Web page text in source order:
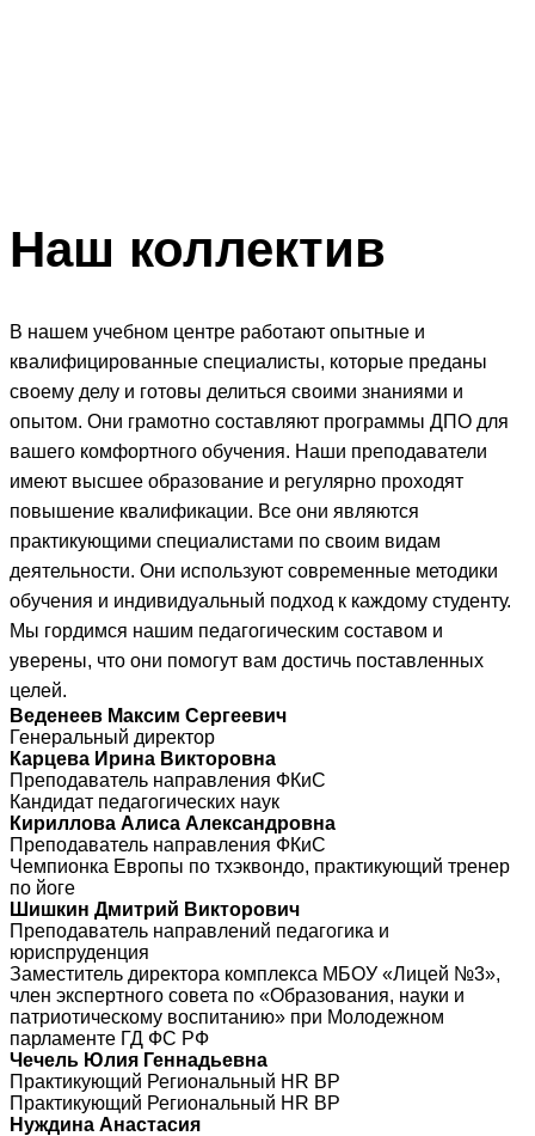
Наш коллектив
В нашем учебном центре работают опытные и
квалифицированные специалисты, которые преданы
своему делу и готовы делиться своими знаниями и
опытом. Они грамотно составляют программы ДПО для
вашего комфортного обучения. Наши преподаватели
имеют высшее образование и регулярно проходят
повышение квалификации. Все они являются
практикующими специалистами по своим видам
деятельности. Они используют современные методики
обучения и индивидуальный подход к каждому студенту.
Мы гордимся нашим педагогическим составом и
уверены, что они помогут вам достичь поставленных
целей.
Веденеев Максим Сергеевич
Генеральный директор
Карцева Ирина Викторовна
Преподаватель направления ФКиС
Кандидат педагогических наук
Кириллова Алиса Александровна
Преподаватель направления ФКиС
Чемпионка Европы по тхэквондо, практикующий тренер
по йоге
Шишкин Дмитрий Викторович
Преподаватель направлений педагогика и
юриспруденция
Заместитель директора комплекса МБОУ «Лицей №3»,
член экспертного совета по «Образования, науки и
патриотическому воспитанию» при Молодежном
парламенте ГД ФС РФ
Чечель Юлия Геннадьевна
Практикующий Региональный HR BP
Практикующий Региональный HR BP
Нуждина Анастасия